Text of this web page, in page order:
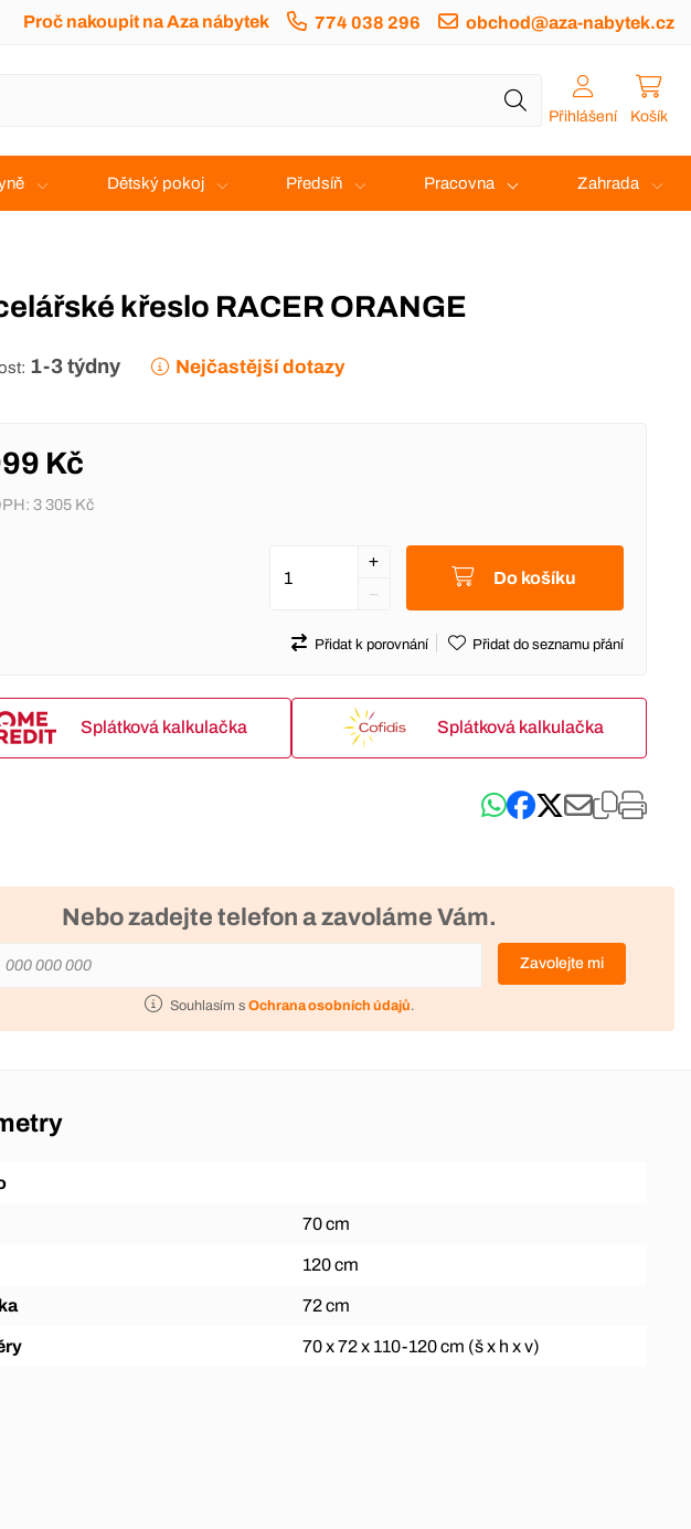
Proč nakoupit na Aza nábytek 774 038 296 obchod@aza-nabytek.cz
Přihlášení Košík
Dětský pokoj Předsíň Pracovna Zahrada
křeslo RACER ORANGE
1-3 týdny Nejčastější dotazy
Kč
3 305 Kč
Do košíku
Přidat k porovnání Přidat do seznamu přání
Splátková kalkulačka Splátková kalkulačka
Nebo zadejte telefon a zavoláme Vám.
Zavolejte mi
Souhlasím s Ochrana osobních údajů.
70 cm
120 cm
72 cm
70 x 72 x 110-120 cm (š x h x v)